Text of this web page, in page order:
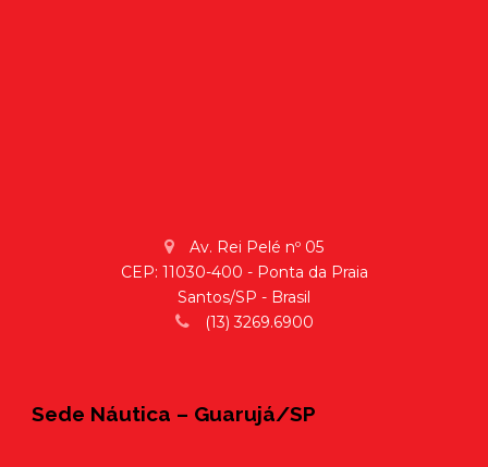
Av. Rei Pelé nº 05
CEP: 11030-400 - Ponta da Praia
Santos/SP - Brasil
(13) 3269.6900
Sede Náutica – Guarujá/SP